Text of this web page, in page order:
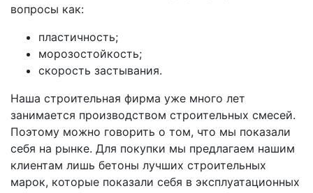
вопросы как:
пластичность;
морозостойкость;
скорость застывания.
Наша строительная фирма уже много лет
занимается производством строительных смесей.
Поэтому можно говорить о том, что мы показали
себя на рынке. Для покупки мы предлагаем нашим
клиентам лишь бетоны лучших строительных
марок, которые показали себя в эксплуатационных